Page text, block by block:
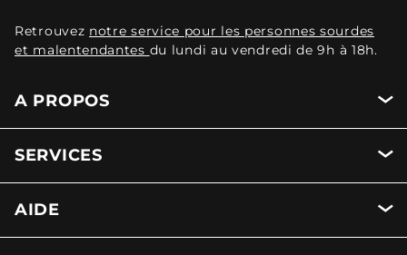
Retrouvez notre service pour les personnes sourdes
et malentendantes du lundi au vendredi de 9h à 18h.
A PROPOS
SERVICES
AIDE